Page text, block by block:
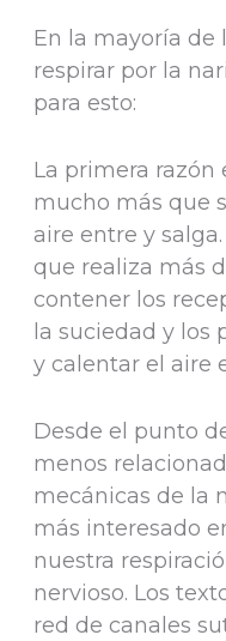
En la mayoría de
respirar por la
para esto:
La primera razón
mucho más que
aire entre y
que realiza más
contener los
la suciedad y los
y calentar el aire
Desde el punto
menos
mecánicas de la
más interesado
nuestra
nervioso. Los
red de canales